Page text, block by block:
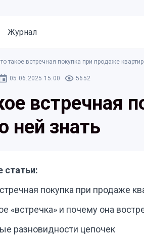
Журнал
такое встречная покупка при продаже
05.06.2025 15:00 5652
встречная
ней знать
статьи:
покупка при продаже
«встречка» и почему она
разновидности цепочек